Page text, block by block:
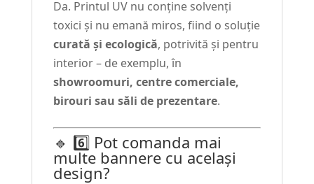
Da. Printul UV nu conține solvenți
toxici și nu emană miros, fiind o soluție
curată și ecologică, potrivită și pentru
interior – de exemplu, în
showroomuri, centre comerciale,
birouri sau săli de prezentare.
🔹 6️⃣ Pot comanda mai
multe bannere cu același
design?